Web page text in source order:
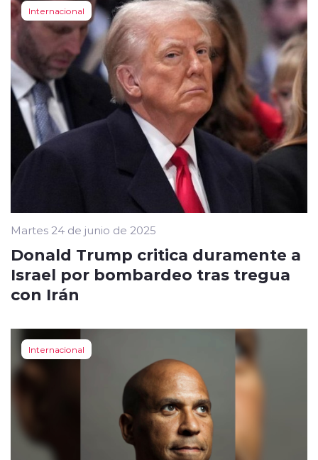
Internacional
Martes 24 de junio de 2025
Donald Trump critica duramente a
Israel por bombardeo tras tregua
con Irán
Internacional